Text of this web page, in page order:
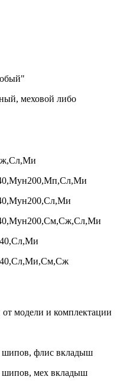
меховой либо
модели и комплектации
шипов, флис вкладыш
шипов, мех вкладыш